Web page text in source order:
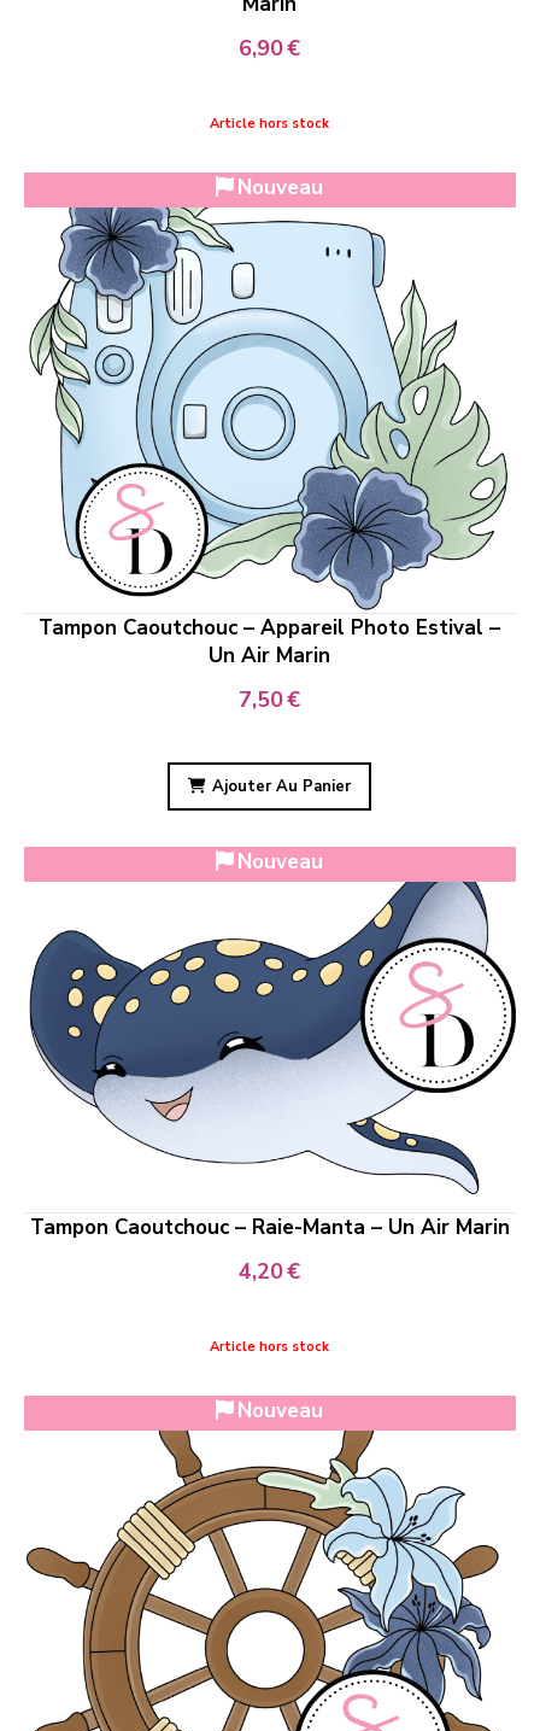
6,90€
Article hors stock
Nouveau
Tampon Caoutchouc – Appareil Photo Estival –
Un Air Marin
7,50€
Ajouter Au Panier
Nouveau
Tampon Caoutchouc – Raie-Manta – Un Air Marin
4,20€
Article hors stock
Nouveau